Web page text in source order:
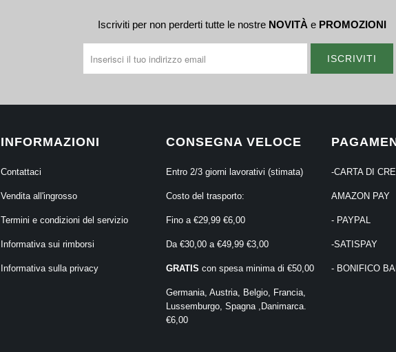
Iscriviti per non perderti tutte le nostre NOVITÀ e PROMOZIONI
INFORMAZIONI
Contattaci
Vendita all'ingrosso
Termini e condizioni del servizio
Informativa sui rimborsi
Informativa sulla privacy
CONSEGNA VELOCE
Entro 2/3 giorni lavorativi (stimata)
Costo del trasporto:
Fino a €29,99 €6,00
Da €30,00 a €49,99 €3,00
GRATIS con spesa minima di €50,00
Germania, Austria, Belgio, Francia,
Lussemburgo, Spagna ,Danimarca.
€6,00
-CARTA DI
AMAZON PAY
- PAYPAL
-SATISPAY
- BONIFICO